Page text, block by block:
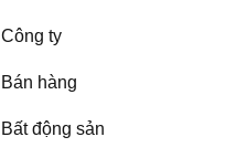
Công ty
Bán hàng
Bất động sản